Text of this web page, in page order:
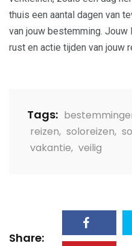
thuis een aantal dagen van
van jouw bestemming. Jouw
rust en actie tijden van jouw
Tags:
reizen, soloreizen,
vakantie, veilig
Share: